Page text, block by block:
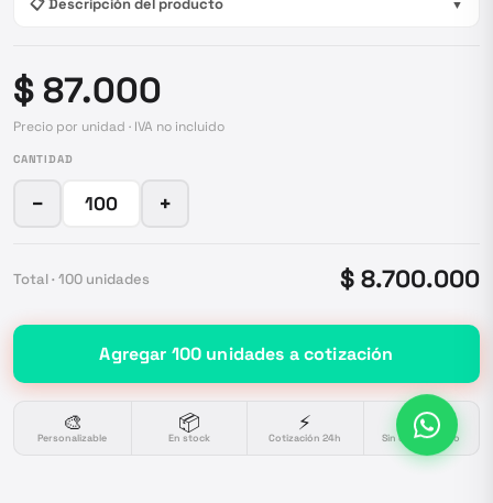
📋 Descripción del producto ▼
$ 87.000
Precio por unidad · IVA no incluido
CANTIDAD
− +
Total · 100 unidades $ 8.700.000
Agregar 100 unidades a cotización
🎨
Personalizable
📦
En stock
⚡
Cotización 24h
🔒
Sin compromiso